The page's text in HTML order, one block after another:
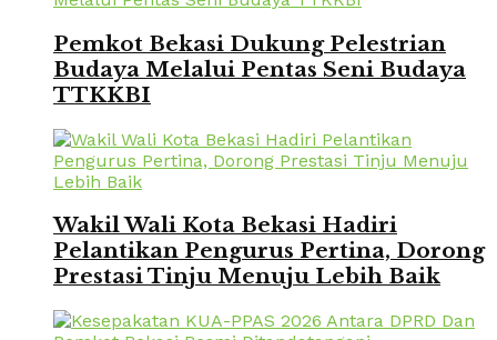
Pemkot Bekasi Dukung Pelestrian
Budaya Melalui Pentas Seni Budaya
TTKKBI
Wakil Wali Kota Bekasi Hadiri
Pelantikan Pengurus Pertina, Dorong
Prestasi Tinju Menuju Lebih Baik